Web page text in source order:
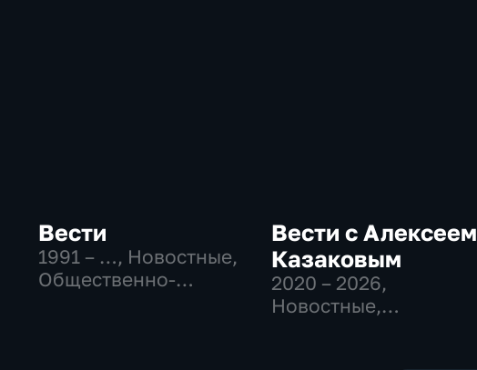
Вести
1991 – …, Новостные,
Общественно-
Вести с Алексеем
Казаковым
2020 – 2026,
Новостные,